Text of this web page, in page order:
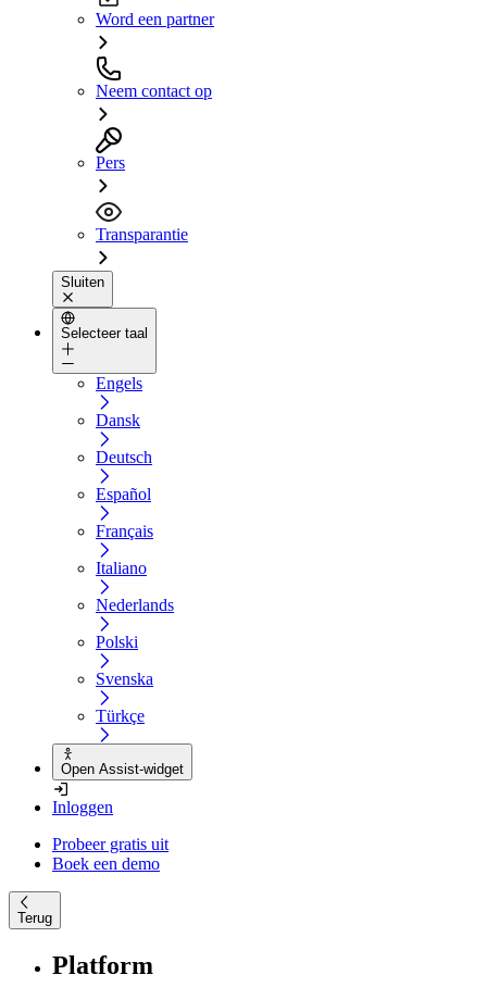
Word een partner
Neem contact op
Pers
Transparantie
Sluiten
Selecteer taal
Engels
Dansk
Deutsch
Español
Français
Italiano
Nederlands
Polski
Svenska
Türkçe
Open Assist-widget
Inloggen
Probeer gratis uit
Boek een demo
Terug
Platform